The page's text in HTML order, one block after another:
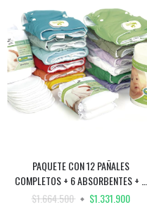
PAQUETE CON 12 PAÑALES
COMPLETOS + 6 ABSORBENTES + 4
SUPER ABSORBENTES + 6
$1.664.500 $1.331.900